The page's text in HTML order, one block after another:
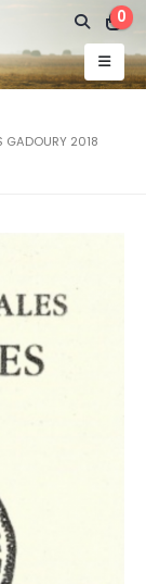
0
GADOURY 2018